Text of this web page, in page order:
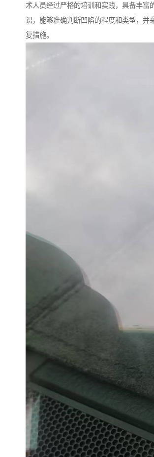
术人员经过严格的培训和实践，具备丰富
识，能够准确判断凹陷的程度和类型，并
复措施。